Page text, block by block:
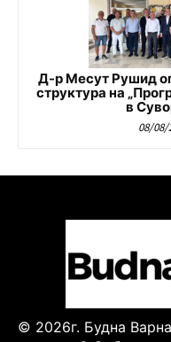
Д-р Месут Рушид
структура на
в
08/08/
© 2026г. Будна